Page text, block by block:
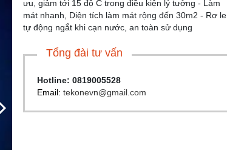
ưu, giảm tới 15 độ C trong điều kiện lý tưởng - Làm
mát nhanh, Diện tích làm mát rộng đến 30m2 - Rơ le
tự động ngắt khi cạn nước, an toàn sử dụng
Tổng đài tư vấn
Hotline: 0819005528
Email: tekonevn@gmail.com